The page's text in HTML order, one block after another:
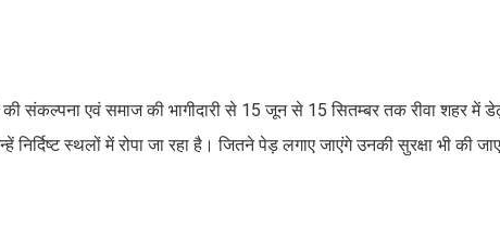
संकल्पना एवं समाज की भागीदारी से 15 जून से 15 सितम्बर तक रीवा शहर में
स्थलों में रोपा जा रहा है। जितने पेड़ लगाए जाएंगे उनकी सुरक्षा भी की